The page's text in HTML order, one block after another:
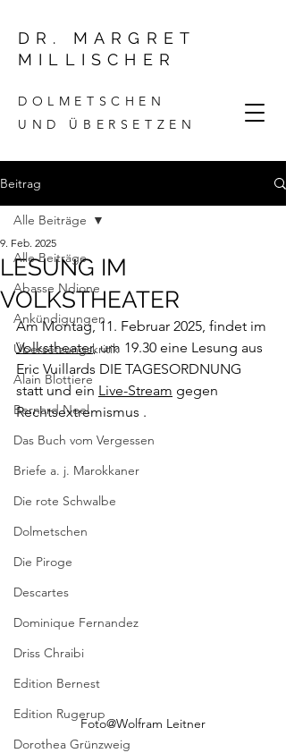
DR. MARGRET
MILLISCHER
DOLMETSCHEN
UND ÜBERSETZEN
Beitrag
Alle Beiträge
Abasse Ndione
Ankündigungen
Übersetzungskritik
Alain Blottiere
Bernard Noel
Das Buch vom Vergessen
Briefe a. j. Marokkaner
Die rote Schwalbe
Dolmetschen
Die Piroge
Descartes
Dominique Fernandez
Driss Chraibi
Edition Bernest
Edition Rugerup
Dorothea Grünzweig
Alle Beiträge
LESUNG IM
VOLKSTHEATER
9. Feb. 2025
Am Montag, 11. Februar 2025, findet im
Volkstheater, um 19.30 eine Lesung aus
Eric Vuillards DIE TAGESORDNUNG
statt und ein Live-Stream gegen
Rechtsextremismus .
Foto@Wolfram Leitner